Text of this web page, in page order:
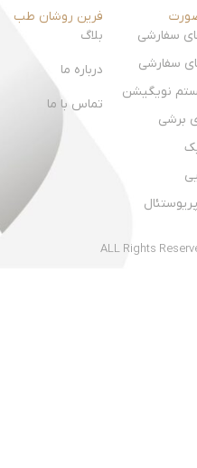
سفارشی
سفارشی
نویگیشن
برشی
فرین روشان طب
بلاگ
درباره ما
تماس با ما
ALL Rights